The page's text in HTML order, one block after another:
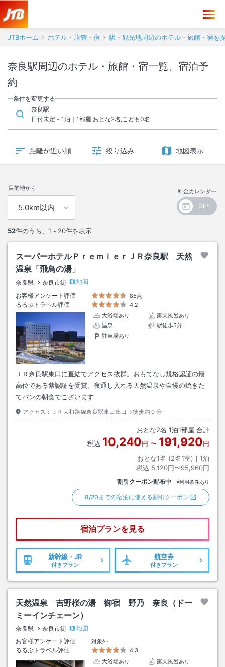
JTBホーム ホテル・旅館・宿 駅・観光地周辺のホテル・旅館・宿を
奈良駅周辺のホテル・旅館・宿一覧、宿泊予
約
条件を変更する
奈良駅
日付未定 - 1泊｜1部屋 おとな2名,こども0名
距離が近い順 絞り込み 地図表示
目的地から 料金カレンダー
52件のうち、 1～20件を表示
スーパーホテルＰｒｅｍｉｅｒＪＲ奈良駅 天然
温泉「飛鳥の湯」
奈良県 奈良市街
地図
お客様アンケート評価
86点
るるぶトラベル評価
4.2
大浴場あり
露天風呂あり
温泉
駅徒歩5分
駐車場あり
ＪＲ奈良駅東口に直結でアクセス抜群。おもてなし規格認証の最
高位である紫認証を受賞。夜通し入れる天然温泉や自慢の焼きた
てパンの朝食でございます
アクセス： ＪＲ大和路線奈良駅東口出口→徒歩約０分
おとな2名 1泊1部屋 合計
税込 10,240円 〜 191,920円
おとな1名 (2名1室)｜ 1泊
税込 5,120円〜95,960円
割引クーポン配布中 ※利用条件あり
8/20までの宿泊に使える割引クーポン
宿泊プランを見る
新幹線・JR
付きプラン
航空券
付きプラン
天然温泉 吉野桜の湯 御宿 野乃 奈良（ドー
ミーインチェーン）
奈良県 奈良市街
地図
お客様アンケート評価
対象外
るるぶトラベル評価
4.3
大浴場あり
露天風呂あり